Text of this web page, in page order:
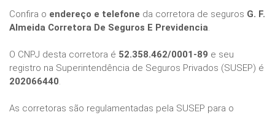
Confira o endereço e telefone da corretora de seguros G. F.
Almeida Corretora De Seguros E Previdencia.
O CNPJ desta corretora é 52.358.462/0001-89 e seu
registro na Superintendência de Seguros Privados (SUSEP) é
202066440.
As corretoras são regulamentadas pela SUSEP para o